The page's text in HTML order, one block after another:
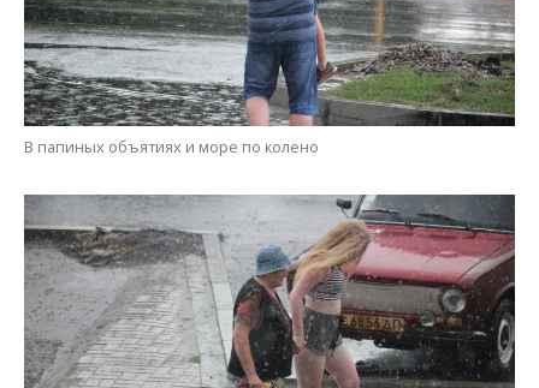
Руку мою держи